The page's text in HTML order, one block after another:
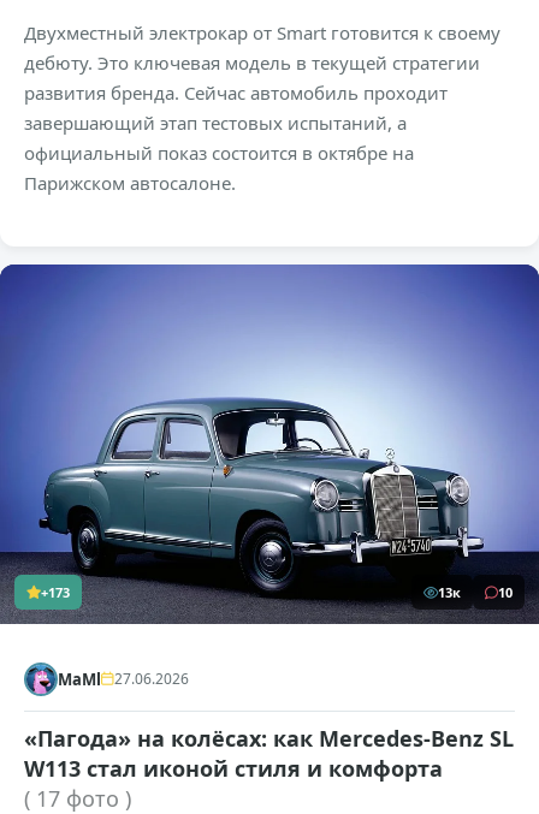
Двухместный электрокар от Smart готовится к своему
дебюту. Это ключевая модель в текущей стратегии
развития бренда. Сейчас автомобиль проходит
завершающий этап тестовых испытаний, а
официальный показ состоится в октябре на
Парижском автосалоне.
+173 13к 10
MaMl 27.06.2026
«Пагода» на колёсах: как Mercedes-Benz SL
W113 стал иконой стиля и комфорта
( 17 фото )